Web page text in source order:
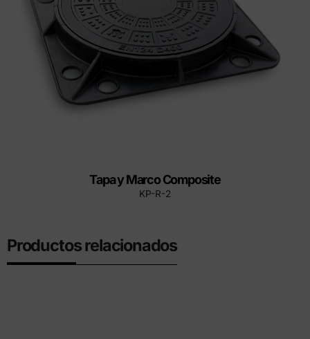
Tapa y Marco Composite
KP-R-2
Productos relacionados